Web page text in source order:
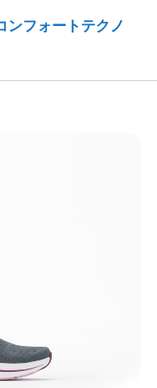
ンフォートテクノ